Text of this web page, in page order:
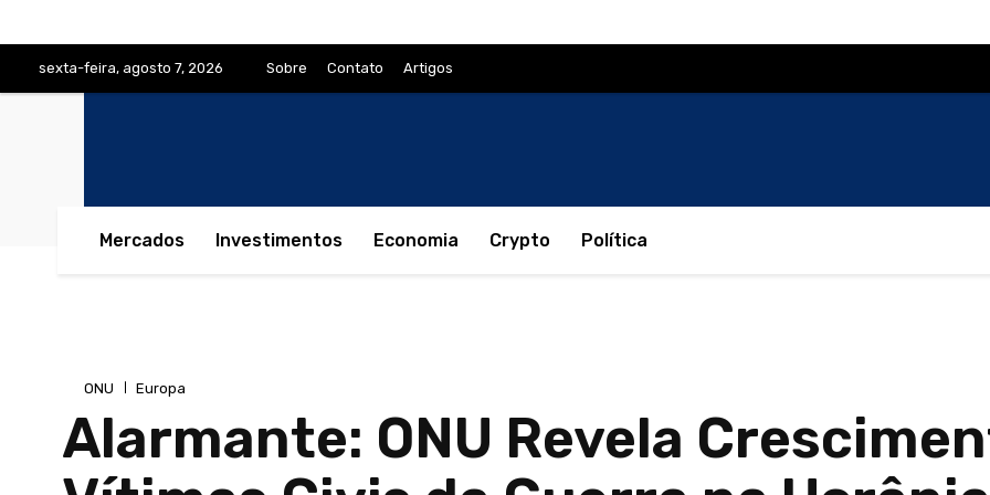
sexta-feira, agosto 7, 2026 Sobre Contato Artigos
Mercados Investimentos Economia Crypto Política
ONU Europa
Alarmante: ONU Revela